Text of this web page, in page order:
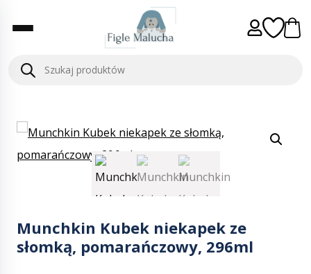
Munchkin Kubek niekapek ze
słomką, pomarańczowy, 296ml